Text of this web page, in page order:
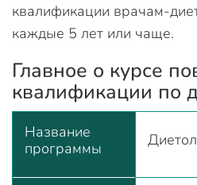
квалификации врачам-
каждые 5 лет или чаще.
Главное о курсе
квалификации по
Название
программы